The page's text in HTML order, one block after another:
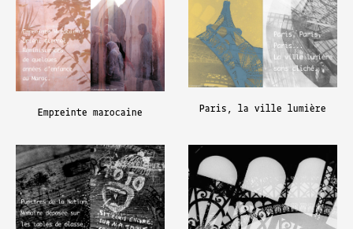
Empreinte marocaine Paris, la ville lumière